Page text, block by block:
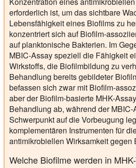
erforderlich ist, um das sichtbare
Lebensfähigkeit eines Biofilms zu
konzentriert sich auf Biofilm-
auf planktonische Bakterien. Im
MBIC-Assay speziell die Fähigkeit
Wirkstoffs, die Biofilmbildung zu
Behandlung bereits gebildeter
befassen sich zwar mit Biofilm-
aber der Biofilm-basierte MHK-
Behandlung ab, während der MBIC-
Schwerpunkt auf die Vorbeugung
komplementären Instrumenten für
antimikrobiellen Wirksamkeit gegen
Welche Biofilme werden in